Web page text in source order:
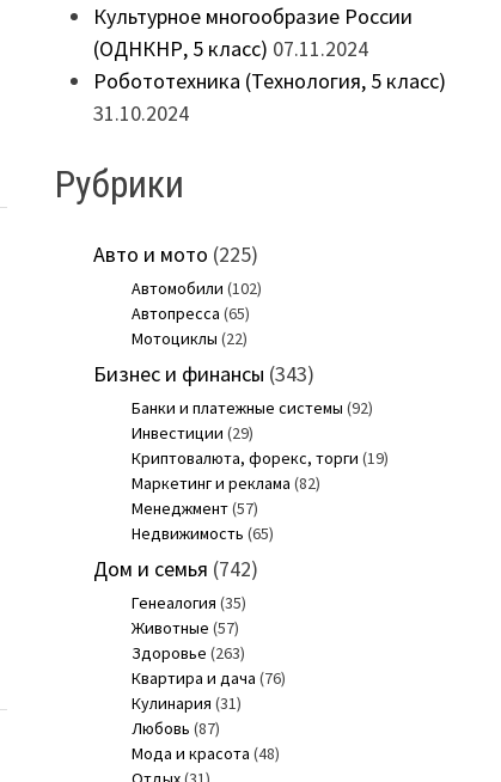
Культурное многообразие России
(ОДНКНР, 5 класс) 07.11.2024
Робототехника (Технология, 5 класс)
31.10.2024
Рубрики
Авто и мото (225)
Автомобили (102)
Автопресса (65)
Мотоциклы (22)
Бизнес и финансы (343)
Банки и платежные системы (92)
Инвестиции (29)
Криптовалюта, форекс, торги (19)
Маркетинг и реклама (82)
Менеджмент(57)
Недвижимость (65)
Дом и семья (742)
Генеалогия (35)
Животные (57)
Здоровье (263)
Квартира и дача (76)
Кулинария (31)
Любовь (87)
Мода и красота (48)